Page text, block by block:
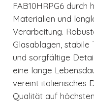
FAB10HRPG6 durch
Materialien und
Verarbeitung.
Glasablagen, stabile
und sorgfältige
eine lange
vereint italienisches
Qualität auf